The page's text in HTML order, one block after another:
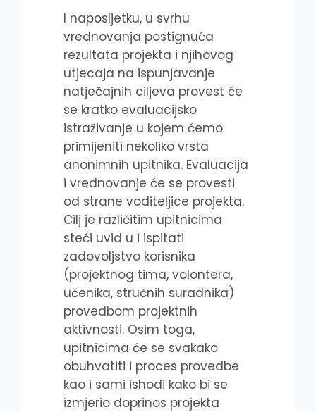
I naposljetku, u svrhu
vrednovanja postignuća
rezultata projekta i njihovog
utjecaja na ispunjavanje
natječajnih ciljeva provest će
se kratko evaluacijsko
istraživanje u kojem ćemo
primijeniti nekoliko vrsta
anonimnih upitnika. Evaluacija
i vrednovanje će se provesti
od strane voditeljice projekta.
Cilj je različitim upitnicima
steći uvid u i ispitati
zadovoljstvo korisnika
(projektnog tima, volontera,
učenika, stručnih suradnika)
provedbom projektnih
aktivnosti. Osim toga,
upitnicima će se svakako
obuhvatiti i proces provedbe
kao i sami ishodi kako bi se
izmjerio doprinos projekta